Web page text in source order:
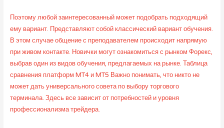
Поэтому любой заинтересованный может подобрать подходящий
ему вариант. Представляют собой классический вариант обучения.
В этом случае общение с преподавателем происходит напрямую
при живом контакте. Новички могут ознакомиться с рынком Форекс,
выбрав один из видов обучения, предлагаемых на рынке. Таблица
сравнения платформ MT4 и MT5 Важно понимать, что никто не
может дать универсального совета по выбору торгового
терминала. Здесь все зависит от потребностей и уровня
профессионализма трейдера.